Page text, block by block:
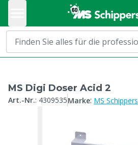
MS Digi Doser Acid 2
Art.-Nr.: 4309535Marke: MS Schippers